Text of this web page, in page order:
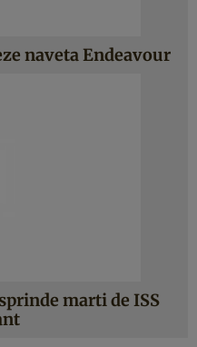
naveta Endeavour
marti de ISS